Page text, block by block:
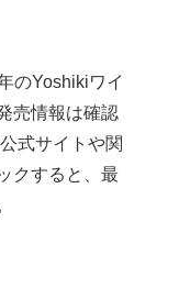
のYoshikiワイ
売情報は確認
式サイトや関
クすると、最